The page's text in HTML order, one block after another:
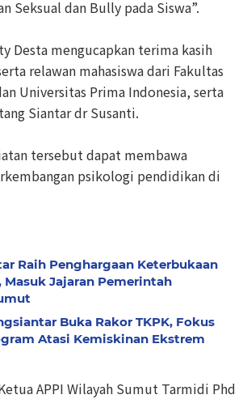
Seksual dan Bully pada Siswa”.
Desta mengucapkan terima kasih
relawan mahasiswa dari Fakultas
Universitas Prima Indonesia, serta
Siantar dr Susanti.
tersebut dapat membawa
psikologi pendidikan di
Raih Penghargaan Keterbukaan
Masuk Jajaran Pemerintah
Buka Rakor TKPK, Fokus
Atasi Kemiskinan Ekstrem
APPI Wilayah Sumut Tarmidi Phd